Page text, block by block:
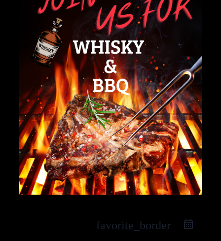
Vertrag widerrufen
favorite_border